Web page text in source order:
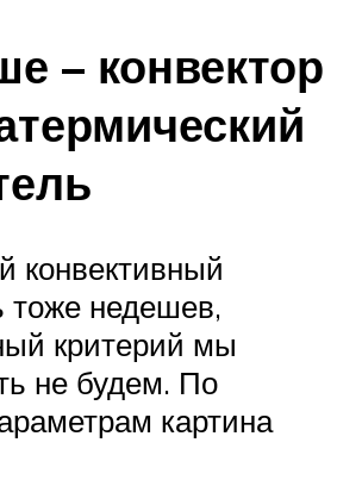
– конвектор
конвективный
тоже недешев,
критерий мы
не будем. По
картина